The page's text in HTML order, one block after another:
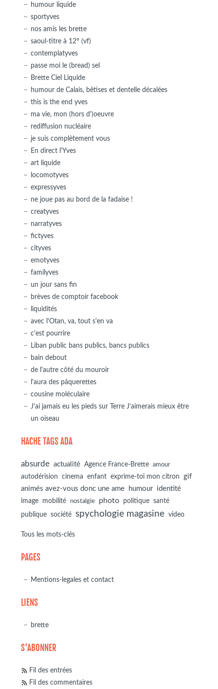
humour liquide
sportyves
nos amis les brette
saoul-titre à 12° (vf)
contemplatyves
passe moi le (bread) sel
Brette Ciel Liquide
humour de Calais, bêtises et dentelle décalées
this is the end yves
ma vie, mon (hors d')oeuvre
rediffusion nucléaire
je suis complètement vous
En direct l'Yves
art liquide
locomotyves
expressyves
ne joue pas au bord de la fadaise !
creatyves
narratyves
fictyves
cityves
emotyves
familyves
un jour sans fin
brèves de comptoir facebook
liquidités
avec l'Otan, va, tout s'en va
c'est pourrire
Liban public bans publics, bancs publics
bain debout
de l'autre côté du mouroir
l'aura des pâquerettes
cousine moléculaire
J’ai jamais eu les pieds sur Terre J’aimerais mieux être
un oiseau
HACHE TAGS ADA
absurde actualité Agence France-Brette amour
autodérision cinema enfant exprime-toi mon citron
gif
animés avez-vous donc une ame
humour identité
image mobilité nostalgie photo politique
santé
publique
société spychologie magasine video
Tous les mots-clés
PAGES
Mentions-legales et contact
LIENS
brette
S'ABONNER
Fil des entrées
Fil des commentaires